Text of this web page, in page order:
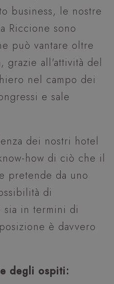
business, le nostre
Riccione sono
può vantare oltre
grazie all'attività del
nel campo dei
e sale
dei nostri hotel
how di ciò che il
pretende da uno
di
sia in termini di
è davvero
degli ospiti: